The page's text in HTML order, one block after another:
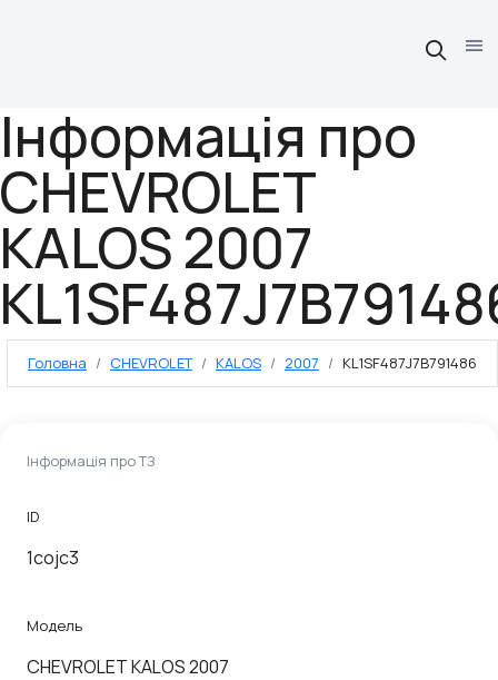
Інформація про
CHEVROLET
KALOS 2007
Головна CHEVROLET KALOS 2007 KL1SF487J7B791486
Інформація про ТЗ
ID
1cojc3
Модель
CHEVROLET KALOS 2007